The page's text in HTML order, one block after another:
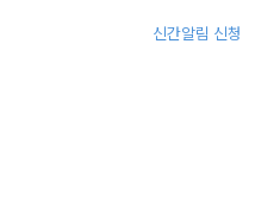
신간알림 신청